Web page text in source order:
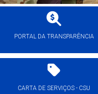
PORTAL DA TRANSPARÊNCIA
CARTA DE SERVIÇOS - CSU